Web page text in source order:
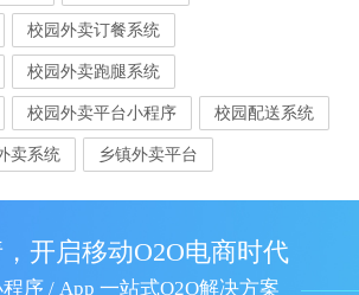
校园外卖订餐系统
校园外卖跑腿系统
校园外卖平台小程序 校园配送系统
卖系统 乡镇外卖平台
开启移动O2O电商时代
序 / App 一站式O2O解决方案